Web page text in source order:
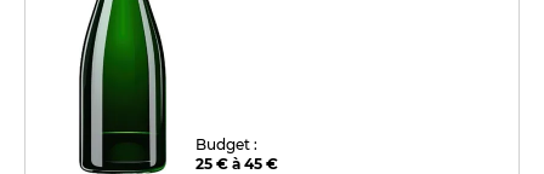
Budget :
25 € à 45 €